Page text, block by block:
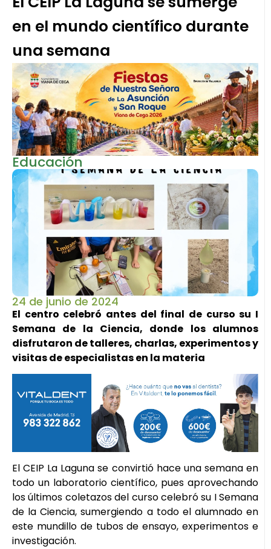
en el mundo científico durante
una semana
Educación
24 de junio de 2024
El centro celebró antes del final de curso su I
Semana de la Ciencia, donde los alumnos
disfrutaron de talleres, charlas, experimentos y
visitas de especialistas en la materia
El CEIP La Laguna se convirtió hace una semana en
todo un laboratorio científico, pues aprovechando
los últimos coletazos del curso celebró su I Semana
de la Ciencia, sumergiendo a todo el alumnado en
este mundillo de tubos de ensayo, experimentos e
investigación.